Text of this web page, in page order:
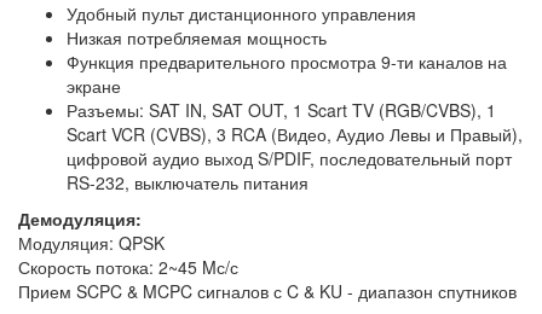
Удобный пульт дистанционного управления
Низкая потребляемая мощность
Функция предварительного просмотра 9-ти каналов на
экране
Разъемы: SAT IN, SAT OUT, 1 Scart TV (RGB/CVBS), 1
Scart VCR (CVBS), 3 RCA (Видео, Аудио Левы и Правый),
цифровой аудио выход S/PDIF, последовательный порт
RS-232, выключатель питания
Демодуляция:
Модуляция: QPSK
Скорость потока: 2~45 Mс/с
Прием SCPC & MCPC сигналов с C & KU - диапазон спутников